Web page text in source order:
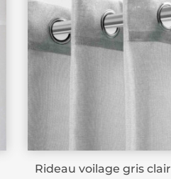
Rideau voilage gris clair